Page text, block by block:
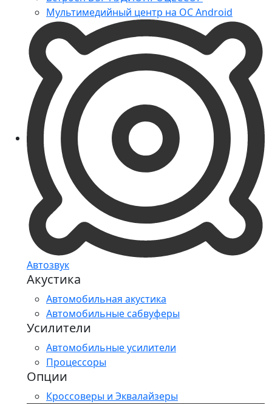
Мультимедийный центр на ОС Android
Автозвук
Акустика
Автомобильная акустика
Автомобильные сабвуферы
Усилители
Автомобильные усилители
Процессоры
Опции
Кроссоверы и Эквалайзеры